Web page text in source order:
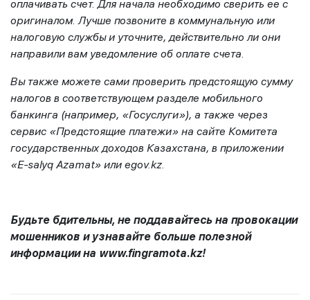
оплачивать счет. Для начала необходимо сверить ее с
оригиналом. Лучше позвоните в коммунальную или
налоговую службы и уточните, действительно ли они
направили вам уведомление об оплате счета.
Вы также можете сами проверить предстоящую сумму
налогов в соответствующем разделе мобильного
банкинга (например, «Госуслуги»), а также через
сервис «Предстоящие платежи» на сайте Комитета
государственных доходов Казахстана, в приложении
«E-salyq Azamat» или egov.kz
Будьте бдительны, не поддавайтесь на провокации
мошенников и узнавайте больше полезной
информации на www.fingramota.kz!